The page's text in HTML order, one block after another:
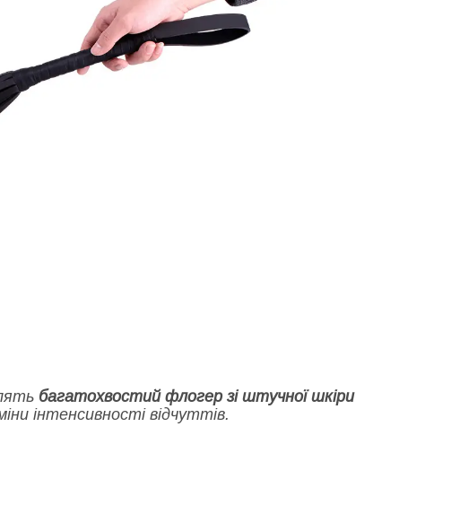
багатохвостий флогер зі штучної шкіри
інтенсивності відчуттів.